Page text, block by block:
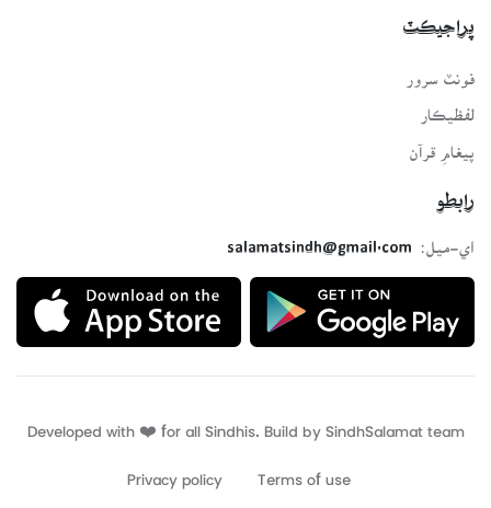
پراجيڪٽ
لفظيڪار
پيغامِ قرآن
رابطو
اي-ميل:
salamatsindh@gmail.com
Developed with ❤️ for all Sindhis. Build by
Terms of use